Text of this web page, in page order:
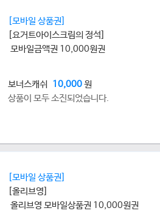
[모바일 상품권]
[요거트아이스크림의 정석]
모바일금액권 10,000원권
보너스캐쉬 10,000원
상품이 모두 소진되었습니다.
[모바일 상품권]
[올리브영]
올리브영 모바일상품권 10,000원권